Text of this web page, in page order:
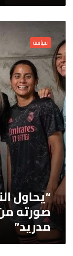
“يحاول
النظام
السعودي
تلميع
صورته
من
خلال
الشراكة
مع
ريال
مدريد”
سياسة
“يحاول
صورته
مدريد”